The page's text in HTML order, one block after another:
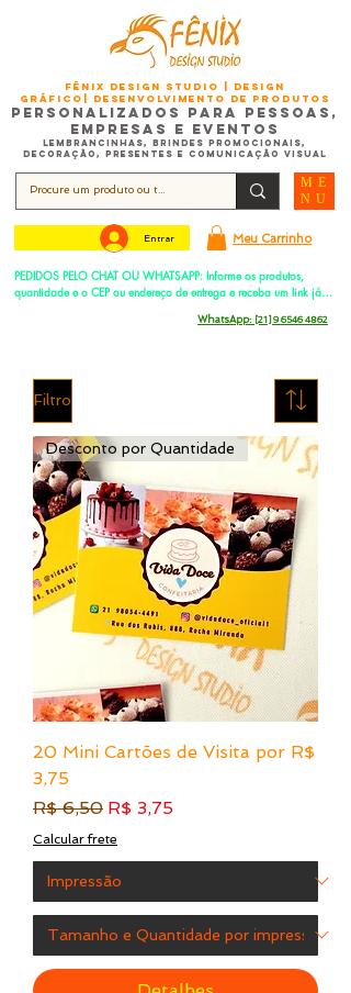
FÊNIX DESIGN STUDIO | Design
Gráfico| Desenvolvimento de Produtos
Personalizados para Pessoas,
Empresas e EventoS
Lembrancinhas, Brindes promocionais,
Decoração, Presentes e Comunicação Visual
PEDIDOS PELO CHAT OU WHATSAPP: Informe os produtos,
quantidade e o CEP ou endereço de entrega e receba um link já
ME
NU
Meu Carrinho
WhatsApp: [21] 9 6546 4862
Entrar
Filtro
Desconto por Quantidade
20 Mini Cartões de Visita por R$
3,75
Preço normal
R$ 6,50 Preço promocional
R$ 3,75
Calcular frete